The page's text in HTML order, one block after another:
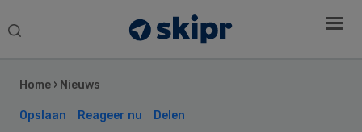
Search
Home › Nieuws
Opslaan Reageer nu Delen
Sidebar